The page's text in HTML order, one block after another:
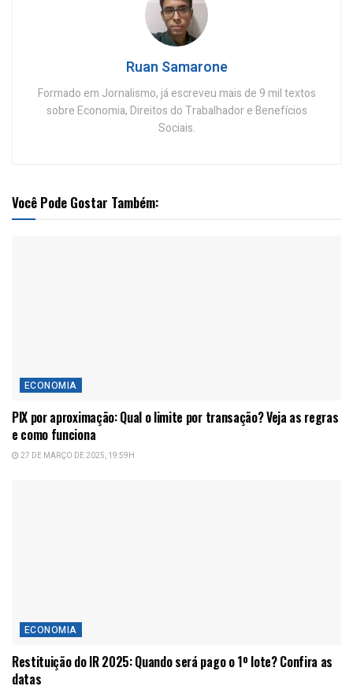
Ruan Samarone
Formado em Jornalismo, já escreveu mais de 9 mil textos
sobre Economia, Direitos do Trabalhador e Benefícios
Sociais.
Você Pode Gostar Também:
ECONOMIA
PIX por aproximação: Qual o limite por transação? Veja as regras
e como funciona
27 DE MARÇO DE 2025, 19:59H
ECONOMIA
Restituição do IR 2025: Quando será pago o 1º lote? Confira as
datas